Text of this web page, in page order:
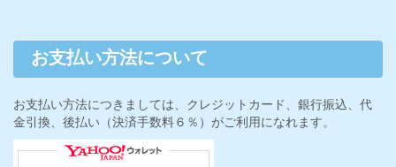
お支払い方法について
お支払い方法につきましては、クレジットカード、銀行振込、代
金引換、後払い（決済手数料６％）がご利用になれます。